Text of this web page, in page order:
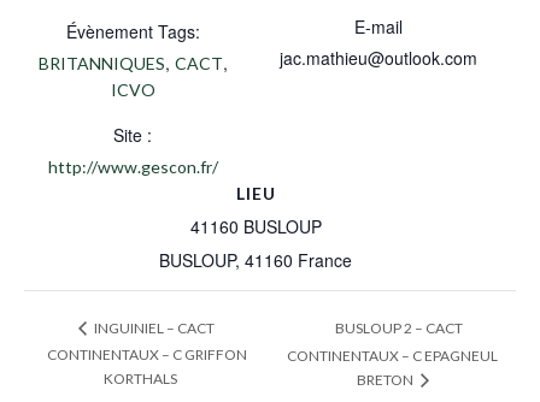
Évènement Tags:
BRITANNIQUES, CACT,
ICVO
Site :
http://www.gescon.fr/
LIEU
41160 BUSLOUP
BUSLOUP, 41160 France
E-mail
jac.mathieu@outlook.com
INGUINIEL – CACT
CONTINENTAUX – C GRIFFON
KORTHALS
BUSLOUP 2 – CACT
CONTINENTAUX – C EPAGNEUL
BRETON